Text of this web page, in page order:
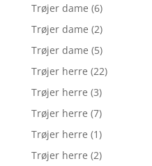
Trøjer dame (6)
Trøjer dame (2)
Trøjer dame (5)
Trøjer herre (22)
Trøjer herre (3)
Trøjer herre (7)
Trøjer herre (1)
Trøjer herre (2)